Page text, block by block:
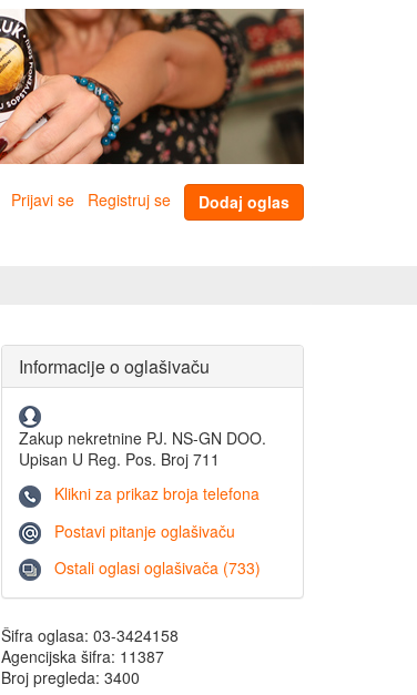
Prijavi se Registruj se Dodaj oglas
Informacije o oglašivaču
Zakup nekretnine PJ. NS-GN DOO.
Upisan U Reg. Pos. Broj 711
Klikni za prikaz broja telefona
Postavi pitanje oglašivaču
Ostali oglasi oglašivača (733)
Šifra oglasa: 03-3424158
Agencijska šifra: 11387
Broj pregleda: 3400